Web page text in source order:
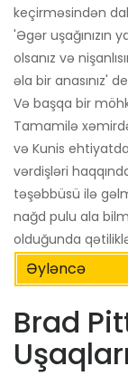
keçirməsindən
'Əgər uşağınızın
olsanız və
əla bir anasınız'
Və başqa bir
Tamamilə
və Kunis
vərdişləri
təşəbbüsü ilə
nağd pulu ala
olduğunda
Əyləncə
Brad